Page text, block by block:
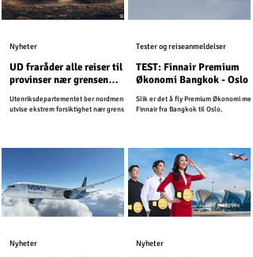
UD fraråder alle reiser til
provinser nær grensen
Thailand
Utenriksdepartementet ber nordmenn
utvise ekstrem forsiktighet nær grensen
Nyheter
TEST: Finnair Premium
Økonomi Bangkok - Oslo
Slik er det å fly Premium Økonomi med
Finnair fra Bangkok til Oslo.
Tester og reiseanmeldelser
Nyheter Nyheter